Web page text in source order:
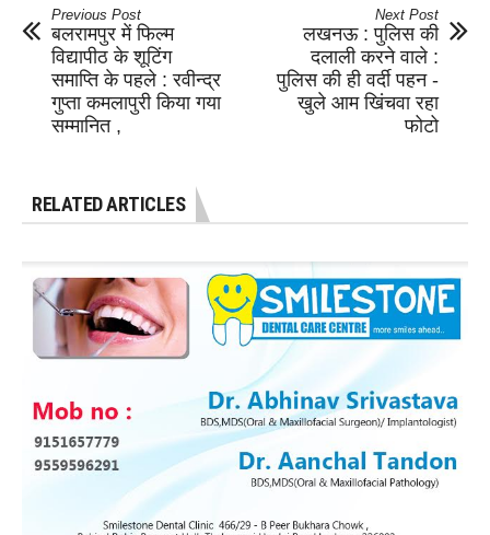
Previous Post
बलरामपुर में फिल्म
विद्यापीठ के शूटिंग
समाप्ति के पहले : रवीन्द्र
गुप्ता कमलापुरी किया गया
सम्मानित ,
Next Post
लखनऊ : पुलिस की
दलाली करने वाले :
पुलिस की ही वर्दी पहन -
खुले आम खिंचवा रहा
फोटो
RELATED ARTICLES